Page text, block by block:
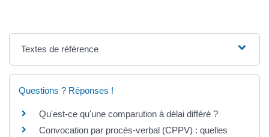
Textes de référence
Questions ? Réponses !
Qu'est-ce qu'une comparution à délai différé ?
Convocation par procès-verbal (CPPV) : quelles